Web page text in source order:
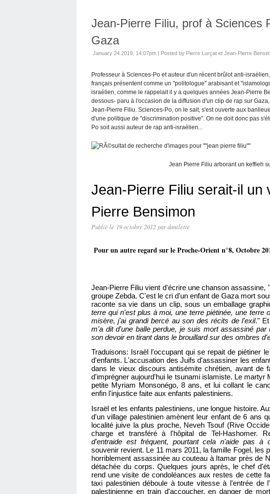
Jean-Pierre Filiu, prof à Sciences
Gaza
January 24 2019, 14:07pm | Posted by Pierre Lurçat et Jean-Pierre
Professeur à Sciences-Po et auteur d'un récent brûlot anti-
français présentent comme un "politologue" arabisant et
israélien, comme le rappelait il y a quelques années Jean-Pierre
dessous- paru à l'occasion de la diffusion d'un clip de rap sur
Jean-Pierre Filiu. Sciences-Po, on le sait, s'est ouverte aux
d'une politique de "discrimination positive". On ne doit donc pas
Po soit aussi auteur de rap anti-israélien...
Jean Pierre Filiu arborant un keffieh
Jean-Pierre Filiu serait-il un
Pierre Bensimon
Publié le 19 octobre 2012 par danilette
Pour un autre regard sur le Proche-Orient n°8, Octobre
Jean-Pierre Filiu vient d'écrire une chanson assassine, "
groupe Zebda. C'est le cri d'un enfant de Gaza mort
raconte sa vie dans un clip, sous un emballage
terre qui n'est plus à moi, une terre piétinée, une terre
misère, j'ai grandi bercé au son des récits de l'exil."
m'a dit d'une balle perdue, je suis mort assassiné
son devoir en tirant dans le brouillard sur des ombres
Traduisons: Israël l'occupant qui se repait de piétiner
d'enfants. L'accusation des Juifs d'assassiner les
dans le vieux discours antisémite chrétien, avant de
d'imprégner aujourd'hui le tsunami islamiste. Le martyr
petite Myriam Monsonégo, 8 ans, et lui collant le
enfin l'injustice faite aux enfants palestiniens.
Israël et les enfants palestiniens, une longue histoire.
d'un village palestinien amènent leur enfant de 6 ans
localité juive la plus proche, Neveh Tsouf (Rive
charge et transféré à l'hôpital de Tel-Hashomer.
d'entraide est fréquent, pourtant cela n'aide pas à
souvenir revient. Le 11 mars 2011, la famille Fogel, les
horriblement assassinée au couteau à Itamar près de
détachée du corps. Quelques jours après, le chef
rend une visite de condoléances aux restes de cette
taxi palestinien déboule à toute vitesse à l'entrée de
palestinienne en train d'accoucher, en danger de